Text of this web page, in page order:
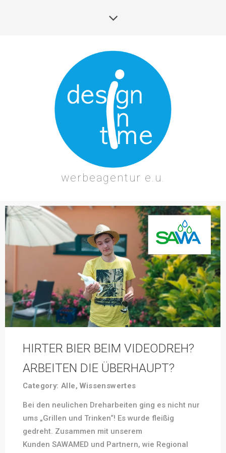
werbeagentur e.u.
HIRTER BIER BEIM VIDEODREH?
ARBEITEN DIE ÜBERHAUPT?
Category:Alle,Wissenswertes
Bei den neulichen Dreharbeiten ging es nicht nur
ums „Grillen und Trinken“! Es wurde fleißig
gedreht. Zusammen mit unserem
Kunden SAWAMED und Partnern, wie Regional